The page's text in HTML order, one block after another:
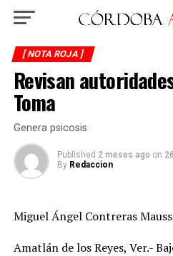
[ NOTA ROJA ]
Revisan
Toma
Genera psicosis
Published 2 meses ago on
By Redaccion
Miguel Ángel Contreras Mauss
Amatlán de los Reyes, Ver.-